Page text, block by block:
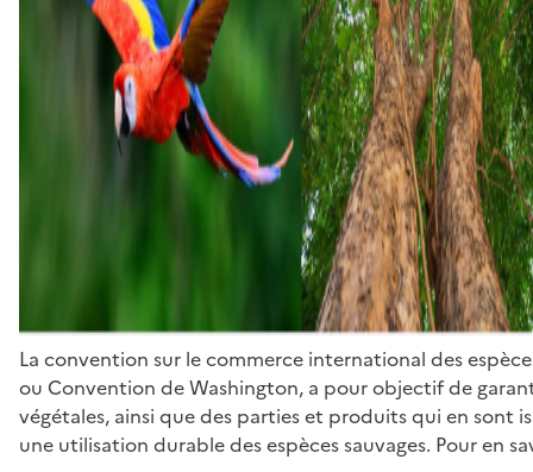
La convention sur le commerce international des
ou Convention de Washington, a pour objectif de
végétales, ainsi que des parties et produits qui en sont
une utilisation durable des espèces sauvages. Pour en